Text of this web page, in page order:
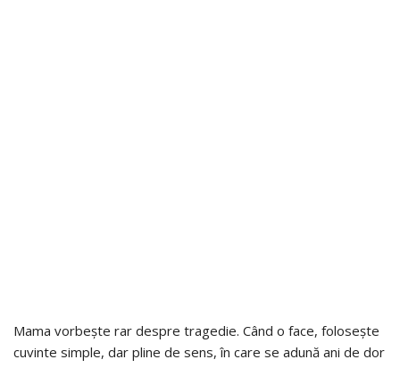
Mama vorbește rar despre tragedie. Când o face, folosește
cuvinte simple, dar pline de sens, în care se adună ani de dor